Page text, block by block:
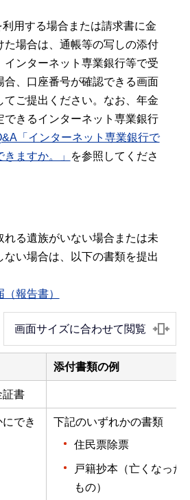
用する場合または請求書に金
た場合は、通帳等の写しの添付
インターネット専業銀行等で受
合、口座番号が確認できる画面
てご提出ください。なお、年金
できるインターネット専業銀行
「インターネット専業銀行で
ますか。」
を参照してくださ
れる遺族がいない場合または未
ない場合は、以下の書類を提出
報告書）
画面サイズに合わせて閲覧
添付書類の例
証書
でき
下記のいずれかの書類
住民票除票
戸籍抄本（亡くなった
もの）